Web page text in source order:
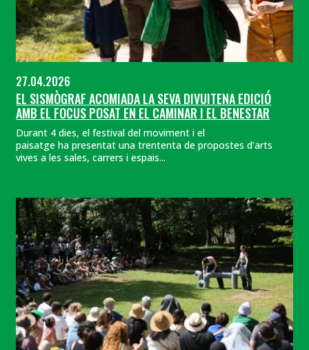
27.04.2026
EL SISMÒGRAF ACOMIADA LA SEVA DIVUITENA EDICIÓ
AMB EL FOCUS POSAT EN EL CAMINAR I EL BENESTAR
Durant 4 dies, el festival del moviment i el
paisatge ha presentat una trententa de propostes d’arts
vives a les sales, carrers i espais...